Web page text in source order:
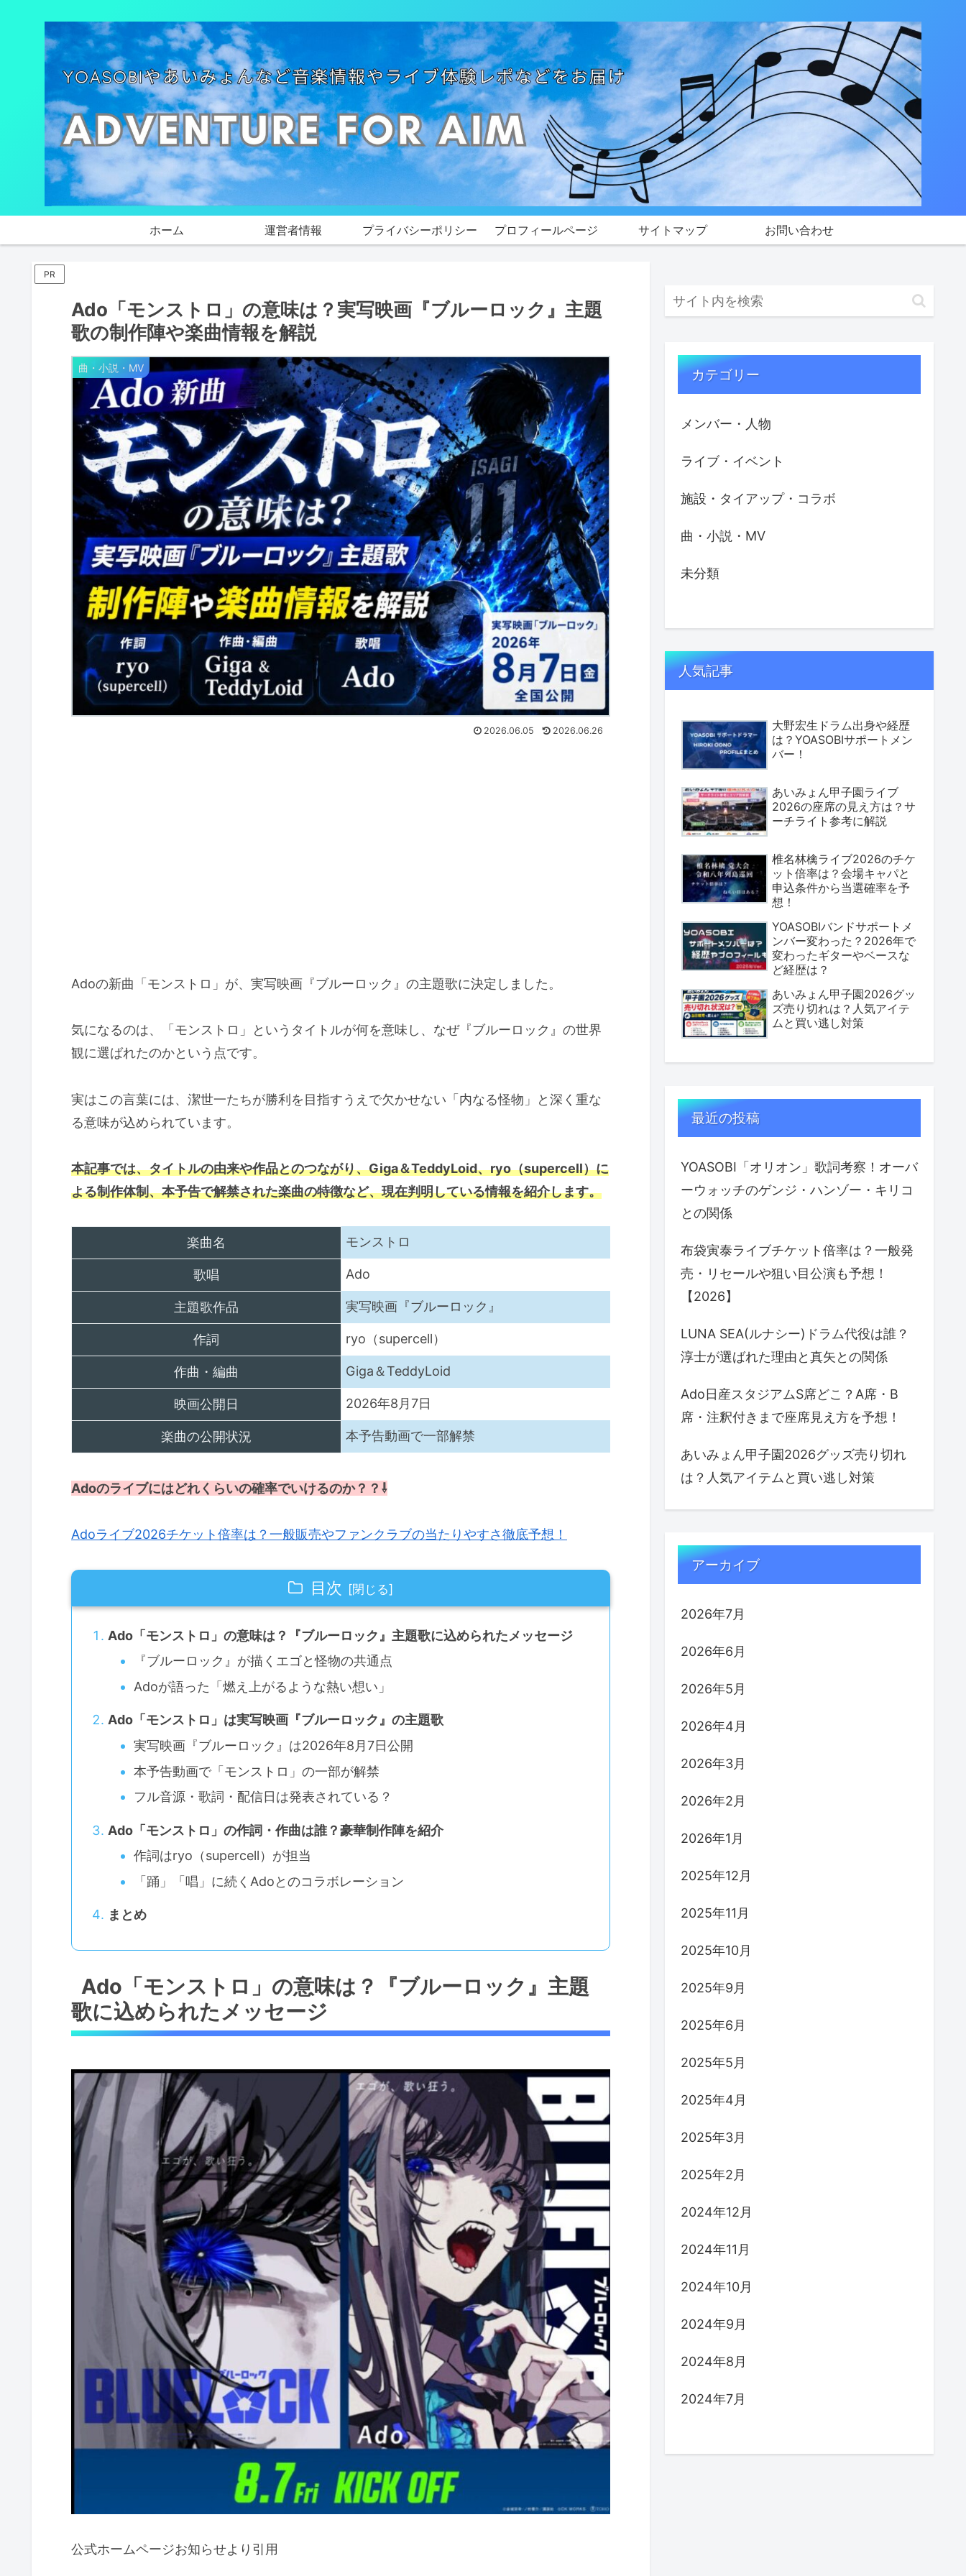
ホーム 運営者情報 プライバシーポリシー プロフィールページ サイトマップ お問い合わせ
PR
Ado「モンストロ」の意味は？実写映画『ブルーロック』主題
歌の制作陣や楽曲情報を解説
曲・小説・MV
2026.06.05 2026.06.26
Adoの新曲「モンストロ」が、実写映画『ブルーロック』の主題歌に決定しました。
気になるのは、「モンストロ」というタイトルが何を意味し、なぜ『ブルーロック』の世界
観に選ばれたのかという点です。
実はこの言葉には、潔世一たちが勝利を目指すうえで欠かせない「内なる怪物」と深く重な
る意味が込められています。
本記事では、タイトルの由来や作品とのつながり、Giga＆TeddyLoid、ryo（supercell）に
よる制作体制、本予告で解禁された楽曲の特徴など、現在判明している情報を紹介します。
楽曲名 モンストロ
歌唱 Ado
主題歌作品 実写映画『ブルーロック』
作詞 ryo（supercell）
作曲・編曲 Giga＆TeddyLoid
映画公開日 2026年8月7日
楽曲の公開状況 本予告動画で一部解禁
Adoのライブにはどれくらいの確率でいけるのか？？⇩
Adoライブ2026チケット倍率は？一般販売やファンクラブの当たりやすさ徹底予想！
目次
Ado「モンストロ」の意味は？『ブルーロック』主題歌に込められたメッセージ
『ブルーロック』が描くエゴと怪物の共通点
Adoが語った「燃え上がるような熱い想い」
Ado「モンストロ」は実写映画『ブルーロック』の主題歌
実写映画『ブルーロック』は2026年8月7日公開
本予告動画で「モンストロ」の一部が解禁
フル音源・歌詞・配信日は発表されている？
Ado「モンストロ」の作詞・作曲は誰？豪華制作陣を紹介
作詞はryo（supercell）が担当
「踊」「唱」に続くAdoとのコラボレーション
まとめ
Ado「モンストロ」の意味は？『ブルーロック』主題
歌に込められたメッセージ
公式ホームページお知らせより引用
カテゴリー
メンバー・人物
ライブ・イベント
施設・タイアップ・コラボ
曲・小説・MV
未分類
人気記事
大野宏生ドラム出身や経歴
は？YOASOBIサポートメン
バー！
あいみょん甲子園ライブ
2026の座席の見え方は？サ
ーチライト参考に解説
椎名林檎ライブ2026のチケ
ット倍率は？会場キャパと
申込条件から当選確率を予
想！
YOASOBIバンドサポートメ
ンバー変わった？2026年で
変わったギターやベースな
ど経歴は？
あいみょん甲子園2026グッ
ズ売り切れは？人気アイテ
ムと買い逃し対策
最近の投稿
YOASOBI「オリオン」歌詞考察！オーバ
ーウォッチのゲンジ・ハンゾー・キリコ
との関係
布袋寅泰ライブチケット倍率は？一般発
売・リセールや狙い目公演も予想！
【2026】
LUNA SEA(ルナシー)ドラム代役は誰？
淳士が選ばれた理由と真矢との関係
Ado日産スタジアムS席どこ？A席・B
席・注釈付きまで座席見え方を予想！
あいみょん甲子園2026グッズ売り切れ
は？人気アイテムと買い逃し対策
アーカイブ
2026年7月
2026年6月
2026年5月
2026年4月
2026年3月
2026年2月
2026年1月
2025年12月
2025年11月
2025年10月
2025年9月
2025年6月
2025年5月
2025年4月
2025年3月
2025年2月
2024年12月
2024年11月
2024年10月
2024年9月
2024年8月
2024年7月